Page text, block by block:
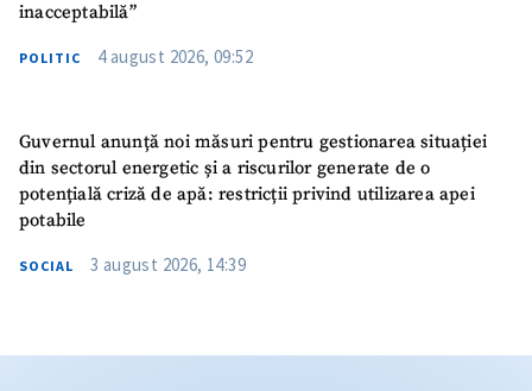
inacceptabilă”
POLITIC 4 august 2026, 09:52
Guvernul anunță noi măsuri pentru gestionarea situației
din sectorul energetic și a riscurilor generate de o
potențială criză de apă: restricții privind utilizarea apei
potabile
SOCIAL 3 august 2026, 14:39